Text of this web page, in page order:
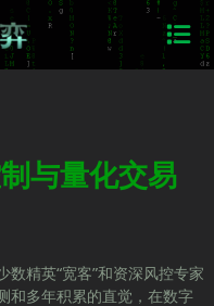
与量化交易
精英“宽客”和资深风控专家
和多年积累的直觉，在数字